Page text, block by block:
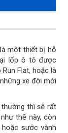
là một thiết bị hỗ
lốp ô tô được
Flat, hoặc là
xe đời mới
thường thì sẽ rất
thế này, còn
sước vành